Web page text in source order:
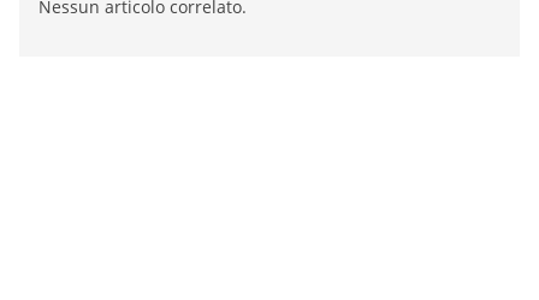
Nessun articolo correlato.